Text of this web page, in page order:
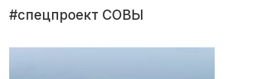
#спецпроект СОВЫ